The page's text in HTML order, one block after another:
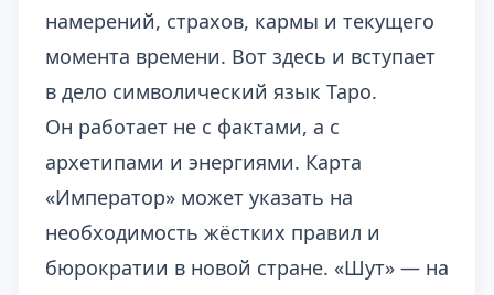
намерений, страхов, кармы и текущего
момента времени. Вот здесь и вступает
в дело символический язык Таро.
Он работает не с фактами, а с
архетипами и энергиями. Карта
«Император» может указать на
необходимость жёстких правил и
бюрократии в новой стране. «Шут» — на